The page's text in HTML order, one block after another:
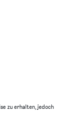
zu erhalten, jedoch